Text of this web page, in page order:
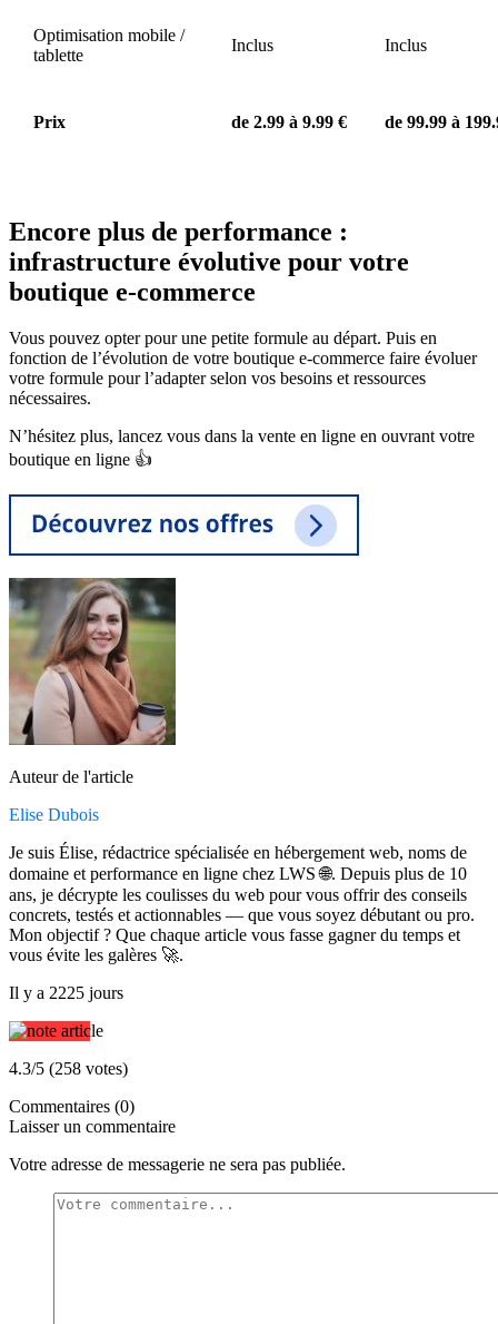
Optimisation mobile /
tablette
Inclus Inclus
Prix de 2.99 à 9.99 € de 99.99 à
Encore plus de performance :
infrastructure évolutive pour votre
boutique e-commerce
Vous pouvez opter pour une petite formule au départ. Puis en
fonction de l’évolution de votre boutique e-commerce faire évoluer
votre formule pour l’adapter selon vos besoins et ressources
nécessaires.
N’hésitez plus, lancez vous dans la vente en ligne en ouvrant votre
boutique en ligne 👍
Auteur de l'article
Elise Dubois
Je suis Élise, rédactrice spécialisée en hébergement web, noms de
domaine et performance en ligne chez LWS 🌐. Depuis plus de 10
ans, je décrypte les coulisses du web pour vous offrir des conseils
concrets, testés et actionnables — que vous soyez débutant ou pro.
Mon objectif ? Que chaque article vous fasse gagner du temps et
vous évite les galères 🚀.
Il y a 2225 jours
4.3/5 (258 votes)
Commentaires (0)
Laisser un commentaire
Votre adresse de messagerie ne sera pas publiée.